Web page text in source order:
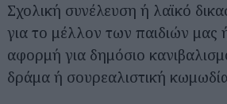
Σχολική συνέλευση ή λαϊκό
για το μέλλον των παιδιών μας
αφορμή για δημόσιο
δράμα ή σουρεαλιστική